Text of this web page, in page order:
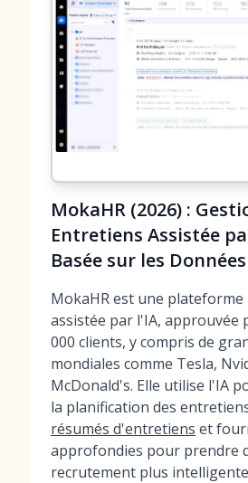
MokaHR (2026) :
Entretiens Assistée
Basée sur les Données
MokaHR est une
assistée par l'IA, approuvée
000 clients, y compris de
mondiales comme Tesla,
McDonald's. Elle utilise l'IA
la planification des
résumés d'entretiens et
approfondies pour prendre
recrutement plus